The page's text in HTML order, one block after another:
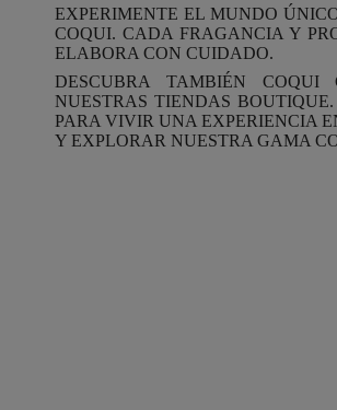
EXPERIMENTE EL MUNDO
COQUI. CADA FRAGANCIA Y
ELABORA CON CUIDADO.
DESCUBRA TAMBIÉN COQUI
NUESTRAS TIENDAS
PARA VIVIR UNA EXPERIENCIA
Y EXPLORAR NUESTRA GAMA